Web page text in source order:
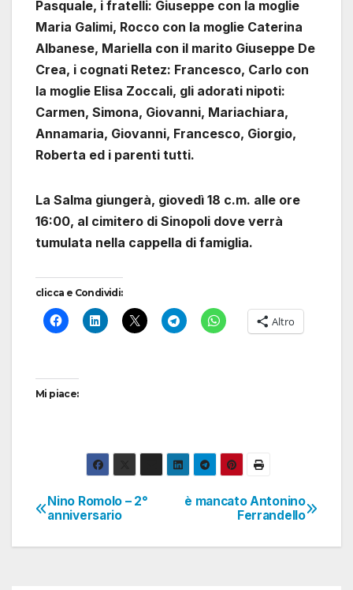
Pasquale, i fratelli: Giuseppe con la moglie
Maria Galimi, Rocco con la moglie Caterina
Albanese, Mariella con il marito Giuseppe De
Crea, i cognati Retez: Francesco, Carlo con
la moglie Elisa Zoccali, gli adorati nipoti:
Carmen, Simona, Giovanni, Mariachiara,
Annamaria, Giovanni, Francesco, Giorgio,
Roberta ed i parenti tutti.
La Salma giungerà, giovedì 18 c.m. alle ore
16:00, al cimitero di Sinopoli dove verrà
tumulata nella cappella di famiglia.
clicca e Condividi:
Altro
Mi piace:
Navigazione
articoli
è mancato Antonino
Ferrandello
Nino Romolo – 2°
anniversario